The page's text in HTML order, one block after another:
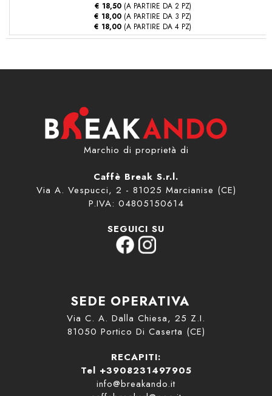
€ 18,50(A PARTIRE DA 2 PZ)
€ 18,00 (A PARTIRE DA 3 PZ)
€ 18,00 (A PARTIRE DA 4 PZ)
Marchio di proprietà di
Caffè Break S.r.l.
Via A. Vespucci, 2 - 81025 Marcianise (CE)
P.IVA: 04805150614
SEGUICI SU
SEDE OPERATIVA
Via C. A. Dalla Chiesa, 25 Z.I.
81050 Portico Di Caserta (CE)
RECAPITI:
Tel +3908231497905
info@breakando.it